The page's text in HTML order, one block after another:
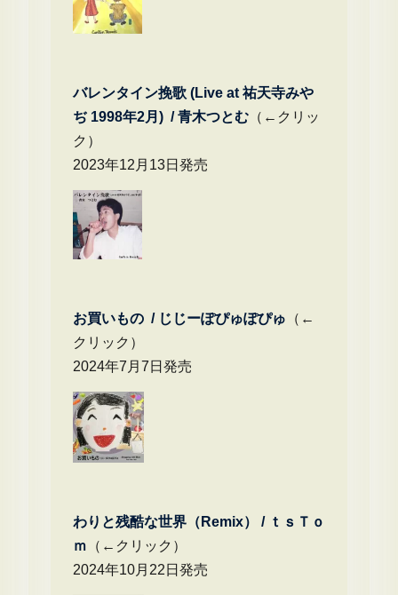
バレンタイン挽歌 (Live at 祐天寺みや
ぢ 1998年2月) / 青木つとむ（←クリッ
ク）
2023年12月13日発売
お買いもの / じじーぽぴゅぽぴゅ （←
クリック）
2024年7月7日発売
わりと残酷な世界（Remix） / ｔｓＴｏ
ｍ （←クリック）
2024年10月22日発売